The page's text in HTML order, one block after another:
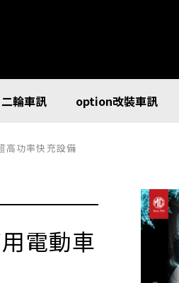
二輪車訊 option改裝車訊
高功率快充設備
電動車